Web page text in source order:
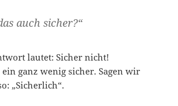
auch sicher?“
lautet: Sicher nicht!
ganz wenig sicher. Sagen wir
„Sicherlich“.